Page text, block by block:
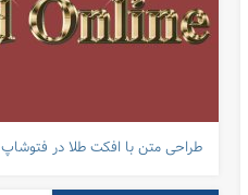
طراحی متن با افکت طلا در فتوشاپ